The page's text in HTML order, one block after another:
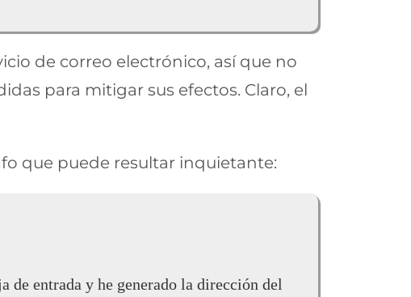
de correo electrónico, así que no
para mitigar sus efectos. Claro, el
que puede resultar inquietante:
de entrada y he generado la dirección del